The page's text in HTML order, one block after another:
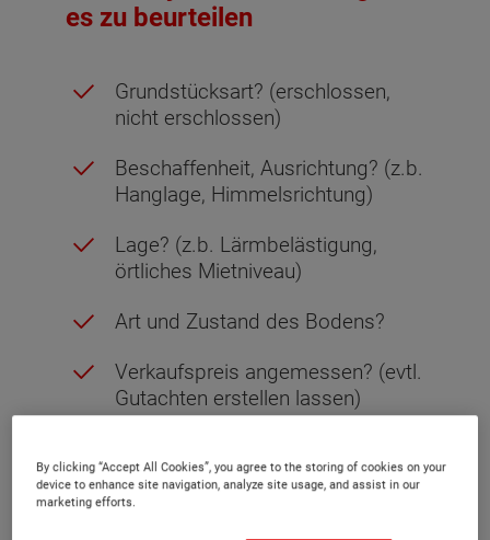
es zu beurteilen
Grundstücksart? (erschlossen,
nicht erschlossen)
Beschaffenheit, Ausrichtung? (z.b.
Hanglage, Himmelsrichtung)
Lage? (z.b. Lärmbelästigung,
örtliches Mietniveau)
Art und Zustand des Bodens?
Verkaufspreis angemessen? (evtl.
Gutachten erstellen lassen)
Einschränkungen?
By clicking “Accept All Cookies”, you agree to the storing of cookies on your
device to enhance site navigation, analyze site usage, and assist in our
marketing efforts.